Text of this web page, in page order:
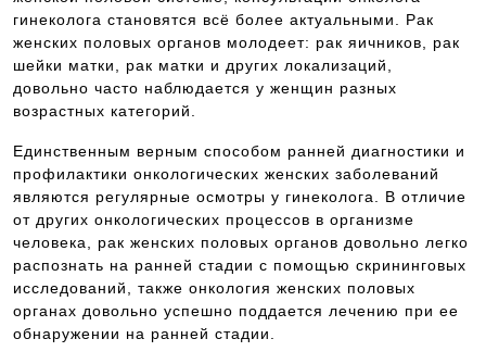
гинеколога становятся всё более актуальными. Рак
женских половых органов молодеет: рак яичников, рак
шейки матки, рак матки и других локализаций,
довольно часто наблюдается у женщин разных
возрастных категорий.
Единственным верным способом ранней диагностики и
профилактики онкологических женских заболеваний
являются регулярные осмотры у гинеколога. В отличие
от других онкологических процессов в организме
человека, рак женских половых органов довольно легко
распознать на ранней стадии с помощью скрининговых
исследований, также онкология женских половых
органах довольно успешно поддается лечению при ее
обнаружении на ранней стадии.